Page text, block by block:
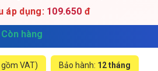
áp dụng: 109.650 đ
Còn hàng
VAT) Bảo hành: 12 tháng